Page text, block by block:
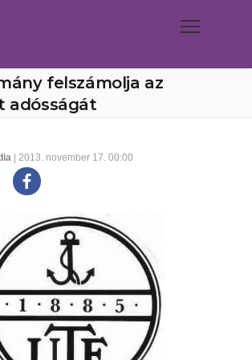
felszámolja az
adósságát
| 2013. november 17. 00:00